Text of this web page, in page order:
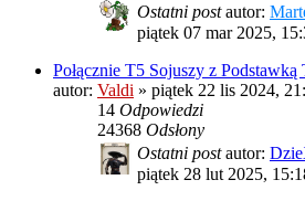
Ostatni postautor:
piątek 07 mar 2025,
Połącznie T5 Sojuszy z Podstawką
autor: Valdi » piątek 22 lis 2024,
14 Odpowiedzi
24368 Odsłony
Ostatni postautor:
piątek 28 lut 2025,